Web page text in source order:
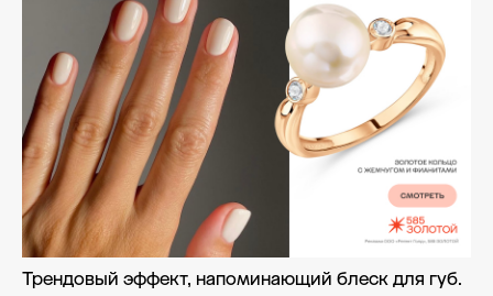
Трендовый эффект, напоминающий блеск для губ.